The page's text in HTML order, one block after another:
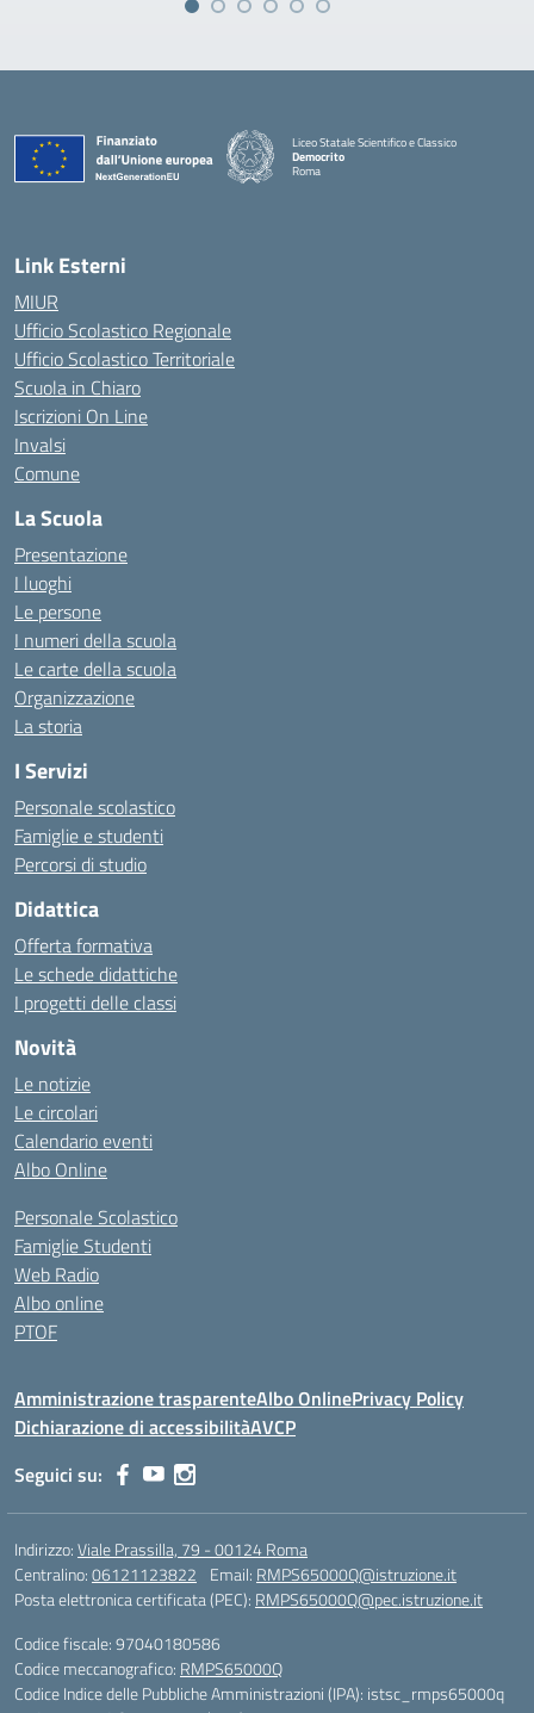
Liceo Statale Scientifico e Classico
Democrito
Roma
Link Esterni
MIUR
Ufficio Scolastico Regionale
Ufficio Scolastico Territoriale
Scuola in Chiaro
Iscrizioni On Line
Invalsi
Comune
La Scuola
Presentazione
I luoghi
Le persone
I numeri della scuola
Le carte della scuola
Organizzazione
La storia
I Servizi
Personale scolastico
Famiglie e studenti
Percorsi di studio
Didattica
Offerta formativa
Le schede didattiche
I progetti delle classi
Novità
Le notizie
Le circolari
Calendario eventi
Albo Online
Personale Scolastico
Famiglie Studenti
Web Radio
Albo online
PTOF
Amministrazione trasparenteAlbo OnlinePrivacy Policy
Dichiarazione di accessibilitàAVCP
Seguici su:
Indirizzo:Viale Prassilla, 79 - 00124 Roma
Centralino:06121123822 Email: RMPS65000Q@istruzione.it
Posta elettronica certificata (PEC): RMPS65000Q@pec.istruzione.it
Codice fiscale: 97040180586
Codice meccanografico: RMPS65000Q
Codice Indice delle Pubbliche Amministrazioni (IPA): istsc_rmps65000q